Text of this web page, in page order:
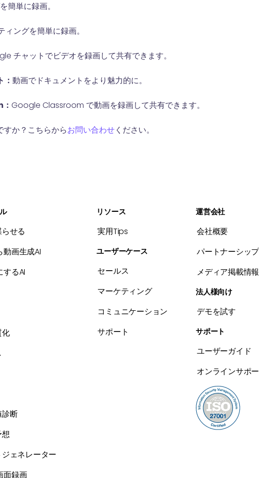
簡単に録画。
ィングを簡単に録画。
チャットでビデオを録画して共有できます。
動画でドキュメントをより魅力的に。
Google Classroom で動画を録画して共有できます。
すか？こちらからお問い合わせください。
せる
動画生成AI
するAI
化
診断
想
ェネレーター
面録画
リソース
実用Tips
ユーザーケース
セールス
マーケティング
コミュニケーション
サポート
運営会社
会社概要
パートナーシップ
メディア掲載情報
法人様向け
デモを試す
サポート
ユーザーガイド
オンラインサポ